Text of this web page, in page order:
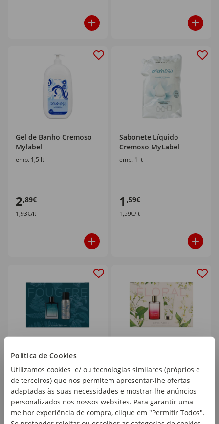
Política de Cookies
Utilizamos cookies e/ ou tecnologias similares (próprios e
de terceiros) que nos permitem apresentar-lhe ofertas
adaptadas às suas necessidades e mostrar-lhe anúncios
personalizados nos nossos websites. Para garantir uma
melhor experiência de compra, clique em "Permitir Todos".
Gel de Banho Cremoso
Mylabel
emb. 1,5 lt
2,89€
1,93€/lt
Sabonete Líquido
Cremoso MyLabel
emb. 1 lt
1 ,59€
1,59€/lt
Coffret Fougere MyLabel
emb. 1 un
12,99€
emb. 1 un
12,99€